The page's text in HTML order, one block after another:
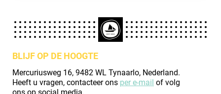
BLIJF OP DE HOOGTE
Mercuriusweg 16, 9482 WL Tynaarlo, Nederland.
Heeft u vragen, contacteer ons per e-mail of volg